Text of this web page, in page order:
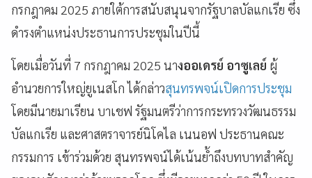
กรกฎาคม 2025 ภายใต้การสนับสนุนจากรัฐบาลบัลแกเรีย ซึ่ง
ดำรงตำแหน่งประธานการประชุมในปีนี้
โดยเมื่อวันที่ 7 กรกฎาคม 2025 นางออเดรย์ อาซูเลย์ ผู้
อำนวยการใหญ่ยูเนสโก ได้กล่าวสุนทรพจน์เปิดการประชุม
โดยมีนายมาเรียน บาเชฟ รัฐมนตรีว่าการกระทรวงวัฒนธรรม
บัลแกเรีย และศาสตราจารย์นิโคไล เนนอฟ ประธานคณะ
กรรมการ เข้าร่วมด้วย สุนทรพจน์ได้เน้นย้ำถึงบทบาทสำคัญ